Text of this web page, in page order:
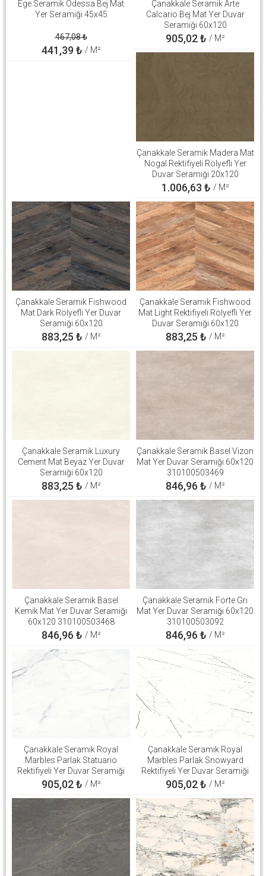
Ege Seramik Odessa Bej Mat
Yer Seramiği 45x45
467,08₺
441,39₺ / M²
Çanakkale Seramik Arte
Calcario Bej Mat Yer Duvar
Seramiği 60x120
310100906646
905,02₺ / M²
Çanakkale Seramik Madera Mat
Nogal Rektifiyeli Rölyefli Yer
Duvar Seramiği 20x120
310100503267
1.006,63 ₺ / M²
Çanakkale Seramik Fishwood
Mat Dark Rölyefli Yer Duvar
Seramiği 60x120
310100503126
883,25 ₺ / M²
Çanakkale Seramik Fishwood
Mat Light Rektifiyeli Rölyefli Yer
Duvar Seramiği 60x120
310100503125
883,25 ₺ / M²
Çanakkale Seramik Luxury
Cement Mat Beyaz Yer Duvar
Seramiği 60x120
310100906264
883,25 ₺ / M²
Çanakkale Seramik Basel Vizon
Mat Yer Duvar Seramiği 60x120
310100503469
846,96 ₺ / M²
Çanakkale Seramik Basel
Kemik Mat Yer Duvar Seramiği
60x120 310100503468
846,96 ₺ / M²
Çanakkale Seramik Forte Gri
Mat Yer Duvar Seramiği 60x120
310100503092
846,96 ₺ / M²
Çanakkale Seramik Royal
Marbles Parlak Statuario
Rektifiyeli Yer Duvar Seramiği
60x120 310100800540
905,02₺ / M²
Çanakkale Seramik Royal
Marbles Parlak Snowyard
Rektifiyeli Yer Duvar Seramiği
60x120 310100800508
905,02₺ / M²